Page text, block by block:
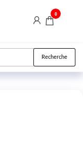
0
Recherche